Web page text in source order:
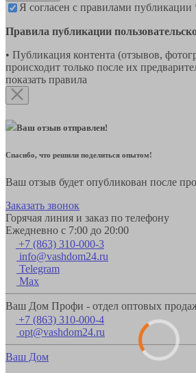
Я согласен с правилами публикации
Правила публикации
• Публикация контента (отзывов,
происходит только после их
показать правила
Ваш отзыв отправлен!
Спасибо, что решили поделиться опытом!
Ваш отзыв будет опубликован после
Заказать звонок
Горячая линия и заказ по телефону
Ежедневно с 7:00 до 20:00
+7 (863) 310-000-3
info@vashdom24.ru
Telegram
Max
Ваш Дом Профи - отдел оптовых
+7 (863) 310-000-4
opt@vashdom24.ru
Ваш Дом